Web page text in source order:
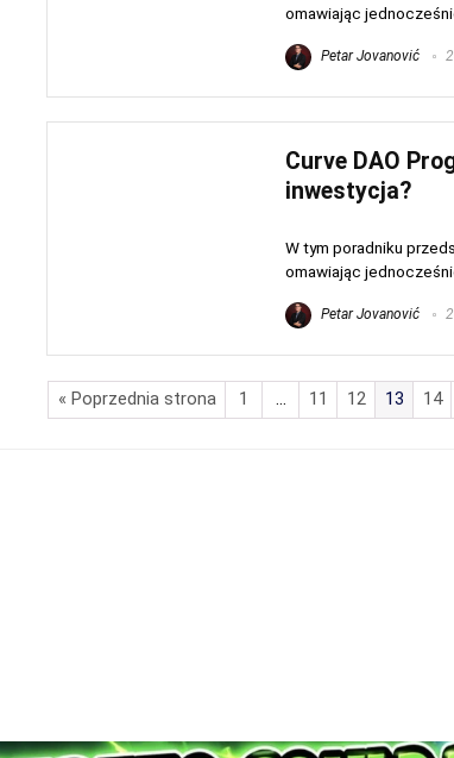
omawiając
Petar Jovanović
Curve DAO
inwestycja?
W tym poradniku
omawiając
Petar Jovanović
« Poprzednia strona 1 … 11 12 13 14